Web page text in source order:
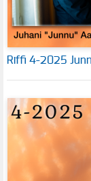
Riffi 4-2025